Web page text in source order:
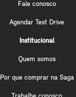
Fale conosco
Agendar Test Drive
Institucional
Quem somos
Por que comprar na Saga